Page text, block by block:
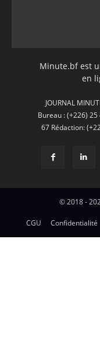
Minute.bf est
en
JOURNAL
Bureau : (+226)
67 Rédaction:
© 2018 -
CGU Confidentialité